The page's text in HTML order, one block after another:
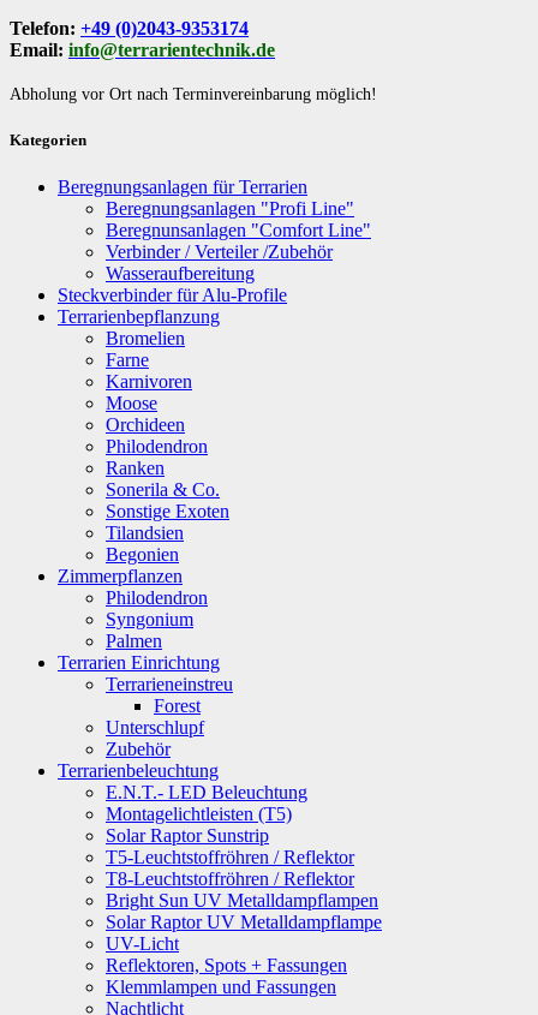
Telefon: +49 (0)2043-9353174
Email: info@terrarientechnik.de
Abholung vor Ort nach Terminvereinbarung möglich!
Kategorien
Beregnungsanlagen für Terrarien
Beregnungsanlagen "Profi Line"
Beregnunsanlagen "Comfort Line"
Verbinder / Verteiler /Zubehör
Wasseraufbereitung
Steckverbinder für Alu-Profile
Terrarienbepflanzung
Bromelien
Farne
Karnivoren
Moose
Orchideen
Philodendron
Ranken
Sonerila & Co.
Sonstige Exoten
Tilandsien
Begonien
Zimmerpflanzen
Philodendron
Syngonium
Palmen
Terrarien Einrichtung
Terrarieneinstreu
Forest
Unterschlupf
Zubehör
Terrarienbeleuchtung
E.N.T.- LED Beleuchtung
Montagelichtleisten (T5)
Solar Raptor Sunstrip
T5-Leuchtstoffröhren / Reflektor
T8-Leuchtstoffröhren / Reflektor
Bright Sun UV Metalldampflampen
Solar Raptor UV Metalldampflampe
UV-Licht
Reflektoren, Spots + Fassungen
Klemmlampen und Fassungen
Nachtlicht